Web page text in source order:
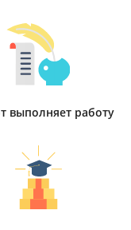
выполняет работу